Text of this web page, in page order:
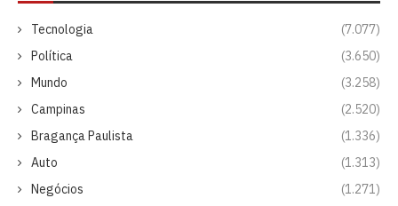
Tecnologia
(7.077)
Política
(3.650)
Mundo
(3.258)
Campinas
(2.520)
Bragança Paulista
(1.336)
Auto
(1.313)
Negócios
(1.271)